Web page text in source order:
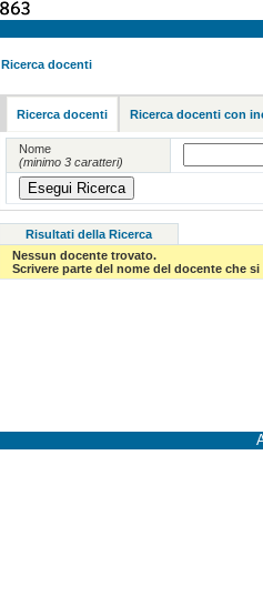
Ricerca docenti
Ricerca docenti Ricerca docenti con
Nome
(minimo 3 caratteri)
Risultati della Ricerca
Nessun docente trovato.
Scrivere parte del nome del docente che